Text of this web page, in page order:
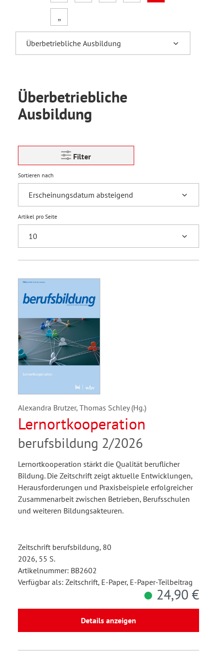
„
Überbetriebliche
Ausbildung
Filter
Sortieren nach
Artikel pro Seite
Alexandra Brutzer, Thomas Schley (Hg.)
Lernortkooperation
berufsbildung 2/2026
Lernortkooperation stärkt die Qualität beruflicher
Bildung. Die Zeitschrift zeigt aktuelle Entwicklungen,
Herausforderungen und Praxisbeispiele erfolgreicher
Zusammenarbeit zwischen Betrieben, Berufsschulen
und weiteren Bildungsakteuren.
Zeitschrift berufsbildung, 80
2026, 55 S.
Artikelnummer: BB2602
Verfügbar als: Zeitschrift, E-Paper, E-Paper-Teilbeitrag
24,90 €
Details anzeigen